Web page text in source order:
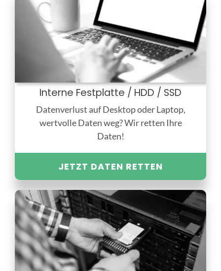
Interne Festplatte / HDD / SSD
Datenverlust auf Desktop oder Laptop,
wertvolle Daten weg? Wir retten Ihre
Daten!
JETZT DATEN RETTEN